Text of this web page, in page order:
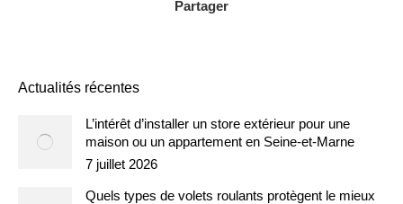
Partager
Actualités récentes
L’intérêt d’installer un store extérieur pour une
maison ou un appartement en Seine-et-Marne
7 juillet 2026
Quels types de volets roulants protègent le mieux